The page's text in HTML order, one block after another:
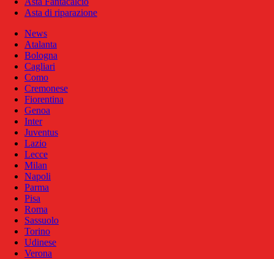
Asta di riparazione
News
Atalanta
Bologna
Cagliari
Como
Cremonese
Fiorentina
Genoa
Inter
Juventus
Lazio
Lecce
Milan
Napoli
Parma
Pisa
Roma
Sassuolo
Torino
Udinese
Verona